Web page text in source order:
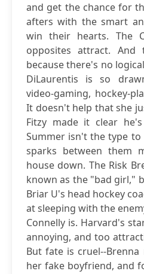
and get the chance for
afters with the smart
win their hearts. The
opposites attract.
because there's no
DiLaurentis is so
video-gaming, hockey-
It doesn't help that she
Fitzy made it clear
Summer isn't the type to
sparks between them
house down. The Risk
known as the "bad girl,"
Briar U's head hockey
at sleeping with the
Connelly is. Harvard's
annoying, and too
But fate is cruel--
her fake boyfriend, and